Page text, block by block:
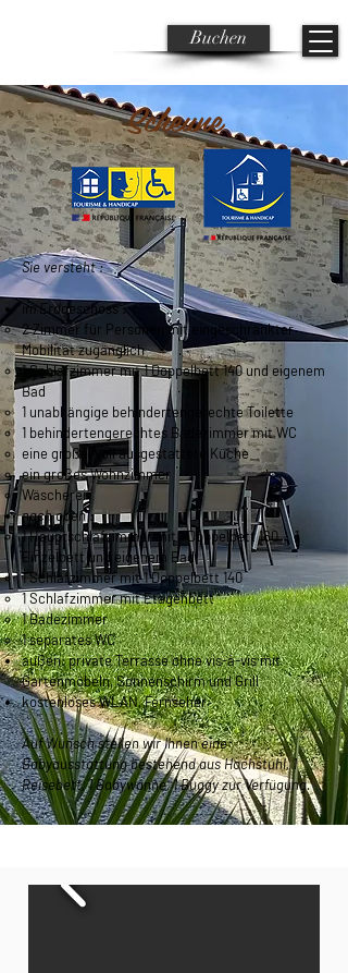
Buchen
Scheune
Sie versteht :
im Erdgeschoss :
2 Zimmer für Personen mit eingeschränkter
Mobilität zugänglich
1 Schlafzimmer mit 1 Doppelbett 140 und eigenem
Bad
1 unabhängige behindertengerechte Toilette
1 behindertengerechtes Badezimmer mit WC
eine große, voll ausgestattete Küche
ein großes Wohnzimmer
Wäscherei
nach oben :
1 Hauptschlafzimmer mit 1 Doppelbett 160,1
Einzelbett und eigenem Bad
1 Schlafzimmer mit 1 Doppelbett 140
1 Schlafzimmer mit Etagenbett
1 Badezimmer
1 separates WC
außen: private Terrasse ohne vis-à-vis mit
Gartenmöbeln, Sonnenschirm und Grill
kostenloses WLAN, Fernseher
Auf Wunsch stellen wir Ihnen eine
Babyausstattung bestehend aus Hochstuhl, 1
Reisebett, 1 Babywanne, 1 Buggy zur Verfügung.